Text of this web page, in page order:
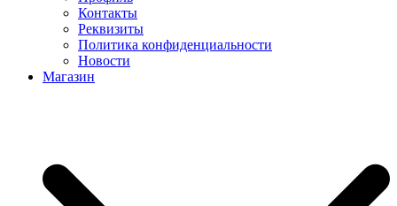
Контакты
Реквизиты
Политика конфиденциальности
Новости
Магазин